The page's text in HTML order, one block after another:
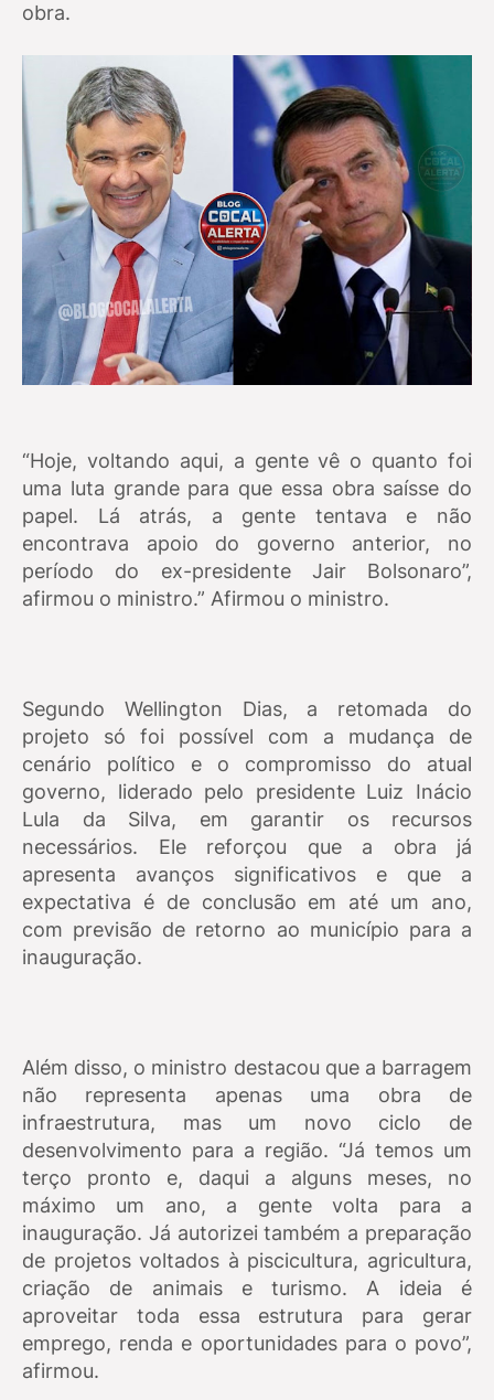
obra.
“Hoje, voltando aqui, a gente vê o quanto foi
uma luta grande para que essa obra saísse do
papel. Lá atrás, a gente tentava e não
encontrava apoio do governo anterior, no
período do ex-presidente Jair Bolsonaro”,
afirmou o ministro.” Afirmou o ministro.
Segundo Wellington Dias, a retomada do
projeto só foi possível com a mudança de
cenário político e o compromisso do atual
governo, liderado pelo presidente Luiz Inácio
Lula da Silva, em garantir os recursos
necessários. Ele reforçou que a obra já
apresenta avanços significativos e que a
expectativa é de conclusão em até um ano,
com previsão de retorno ao município para a
inauguração.
Além disso, o ministro destacou que a barragem
não representa apenas uma obra de
infraestrutura, mas um novo ciclo de
desenvolvimento para a região. “Já temos um
terço pronto e, daqui a alguns meses, no
máximo um ano, a gente volta para a
inauguração. Já autorizei também a preparação
de projetos voltados à piscicultura, agricultura,
criação de animais e turismo. A ideia é
aproveitar toda essa estrutura para gerar
emprego, renda e oportunidades para o povo”,
afirmou.